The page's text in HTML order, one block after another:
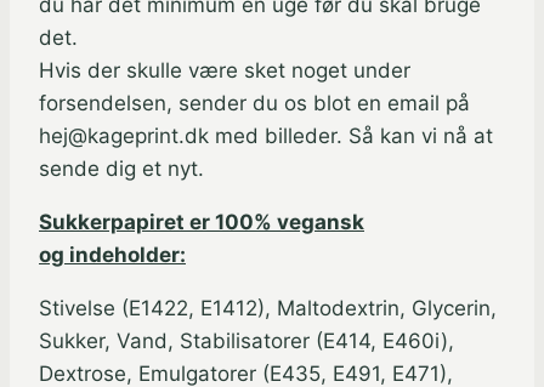
det.
Hvis der skulle være sket noget under
forsendelsen, sender du os blot en email på
hej@kageprint.dk med billeder. Så kan vi nå at
sende dig et nyt.
Sukkerpapiret er 100% vegansk
og indeholder:
Stivelse (E1422, E1412), Maltodextrin, Glycerin,
Sukker, Vand, Stabilisatorer (E414, E460i),
Dextrose, Emulgatorer (E435, E491, E471),